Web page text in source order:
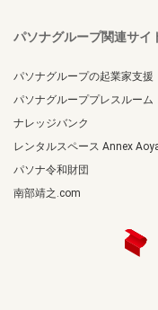
パソナグループ関連サイ
パソナグループの起業家支援
パソナグループプレスルーム
ナレッジバンク
レンタルスペース Annex
パソナ令和財団
南部靖之.com